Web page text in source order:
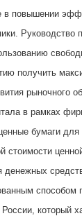
в повышении
Руководство
получить
рыночного
в рамках
бумаги для
стоимости
способом
который